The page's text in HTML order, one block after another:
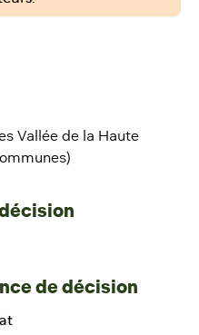
Vallée de la Haute
de décision